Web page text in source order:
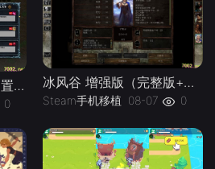
「【割草】堕落誓约_内置作弊菜单」-手机移植版下载-.均亲测可玩
0
冰风谷 增强版（完整版+菜单版）Steam移植 特别好评的龙与地下城规则奇幻角色扮演游戏！
Steam手机移植 08-07 0